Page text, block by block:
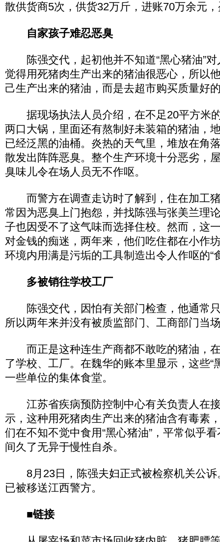
散供货商5次，供货32万斤，进账70万余元
自家孩子难忍恶臭
陈强交代，起初他并不知道“黑心猪油”对
觉得用死猪肉生产出来的猪油很恶心，所以
己生产出来的猪油，而是去超市购买质量好
据现场执法人员介绍，在不足20平方米
两口大锅，里面还有熬制好未装箱的猪油，
已经泛黑的油桶。炎热的天气里，堆放在角
散发出阵阵恶臭。整个生产环境十分恶劣，
臭味儿令在场人员无不作呕。
而警方在调查走访时了解到，住在加工
常因为恶臭上门抱怨，并找陈强与张美兰理
子也因受不了这气味而选择住校。然而，这
对金钱的痴迷，两年来，他们吃住都在小作
环境内用满是污垢的工具制造出令人作呕的“
多被销往学校工厂
陈强交代，因怕有关部门检查，他通常
所以两年来并没有被质监部门、工商部门当
而正是这种连生产商都不敢吃的猪油，
了学校、工厂。在魏华的账本里显示，这些“
一些单位的集体食堂。
江苏省疾病预防控制中心有关负责人在
示，这种用死猪肉生产出来的猪油含有毒素
们在不知不觉中食用“黑心猪油”，平常似乎
间久了无异于慢性自杀。
8月23日，陈强夫妇正式被检察机关公诉
已被移送江西警方。
■链接